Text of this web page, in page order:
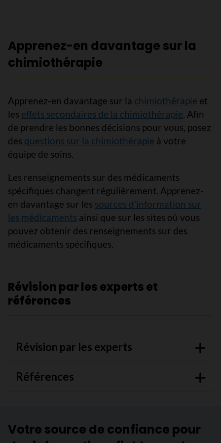
Apprenez-en davantage sur la
chimiothérapie
Apprenez-en davantage sur la chimiothérapie et
les effets secondaires de la chimiothérapie. Afin
de prendre les bonnes décisions pour vous, posez
des questions sur la chimiothérapie à votre
équipe de soins.
Les renseignements sur des médicaments
spécifiques changent régulièrement. Apprenez-
en davantage sur les sources d’information sur
les médicaments ainsi que sur les sites où vous
pouvez obtenir des renseignements sur des
médicaments spécifiques.
Révision par les experts et
références
Révision par les experts
Références
Votre source de confiance pour